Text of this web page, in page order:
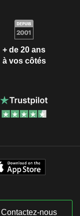
+ de 20 ans
à vos côtés
Contactez-nous